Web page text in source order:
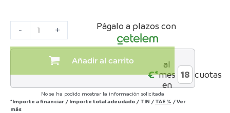
- +
Añadir al carrito
Págalo a plazos con
€*
al
mes
en
cuotas
No se ha podido mostrar la información solicitada
*Importe a financiar / Importe total adeudado / TIN / TAE % /Ver
más